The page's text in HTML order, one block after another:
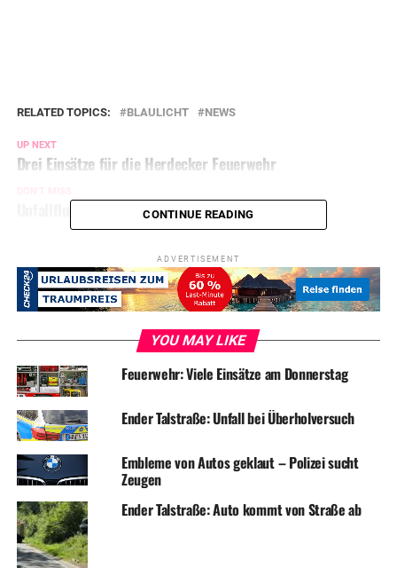
RELATED TOPICS: BLAULICHT NEWS
UP NEXT
Drei Einsätze für die Herdecker Feuerwehr
Unfallflucht: Schwarzer Golf beschädigt
CONTINUE READING
ADVERTISEMENT
YOU MAY LIKE
Feuerwehr: Viele Einsätze am Donnerstag
Ender Talstraße: Unfall bei Überholversuch
Embleme von Autos geklaut – Polizei sucht
Zeugen
Ender Talstraße: Auto kommt von Straße ab